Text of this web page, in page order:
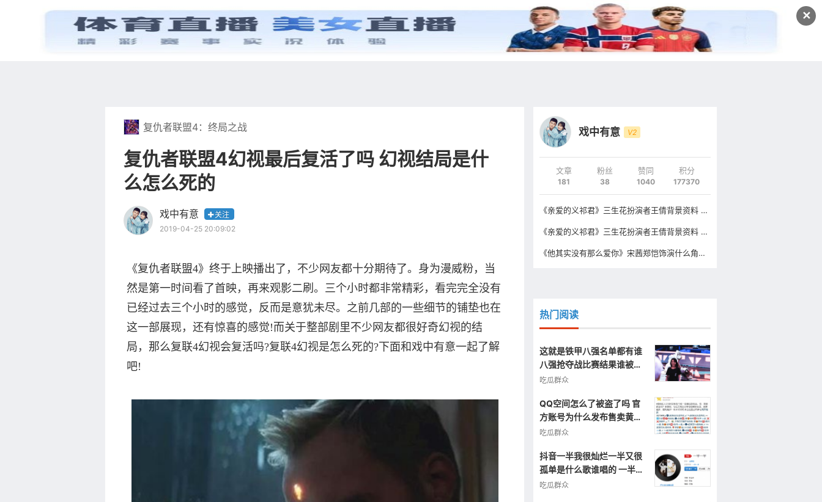
✕
首页 电视剧 综艺 抖音 更多 发文 登录 注册
复仇者联盟4：终局之战
复仇者联盟4幻视最后复活了吗 幻视结局是什
么怎么死的
戏中有意
关注
2019-04-25 20:09:02
《复仇者联盟4》终于上映播出了，不少网友都十分期待了。身为漫威粉，当
然是第一时间看了首映，再来观影二刷。三个小时都非常精彩，看完完全没有
已经过去三个小时的感觉，反而是意犹未尽。之前几部的一些细节的铺垫也在
这一部展现，还有惊喜的感觉!而关于整部剧里不少网友都很好奇幻视的结
局，那么复联4幻视会复活吗?复联4幻视是怎么死的?下面和戏中有意一起了解
吧!
戏中有意 V2
文章
181
粉丝
38
赞同
1040
积分
177370
《亲爱的义祁君》三生花扮演者王倩背景资料 王倩男友是谁演过哪些电视剧?
《亲爱的义祁君》三生花扮演者王倩背景资料 王倩男友是谁演过哪些电视剧?
《他其实没有那么爱你》宋茜郑恺饰演什么角色?是什么题材的电视剧主要讲什么?
热门阅读
这就是铁甲八强名单都有谁
八强抢夺战比赛结果谁被淘
汰了
吃瓜群众
QQ空间怎么了被盗了吗 官
方账号为什么发布售卖黄色
图片视频信息
吃瓜群众
抖音一半我很灿烂一半又很
孤单是什么歌谁唱的 一半一
半完整歌词
吃瓜群众